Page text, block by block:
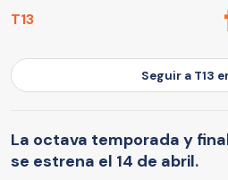
T13
Seguir a T13
La octava temporada y
se estrena el 14 de abril.